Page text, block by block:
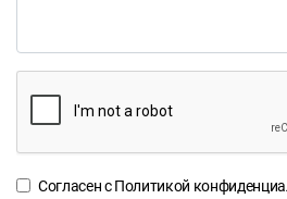
Согласен сПолитикой